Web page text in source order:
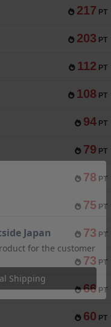
217 PT
203 PT
112 PT
108 PT
94 PT
79 PT
78 PT
75 PT
73 PT
73 PT
66 PT
60 PT